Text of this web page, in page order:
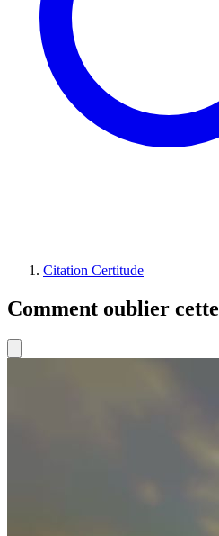
Citation Certitude
Comment oublier